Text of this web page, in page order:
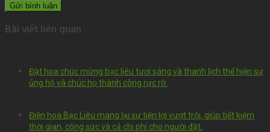
Bài viết liên quan
Đặt hoa chúc mừng bạc liêu tươi sáng và thanh lịch thể hiện sự
ủng hộ và chúc họ thành công rực rỡ.
Điện hoa Bạc Liêu mang lại sự tiện lợi vượt trội, giúp tiết kiệm
thời gian, công sức và cả chi phí cho người đặt.